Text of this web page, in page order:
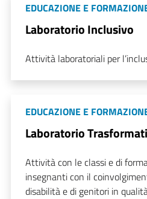
EDUCAZIONE E
Laboratorio Inclusivo
Attività laboratoriali per
EDUCAZIONE E
Laboratorio
Attività con le classi e di
insegnanti con il
disabilità e di genitori in